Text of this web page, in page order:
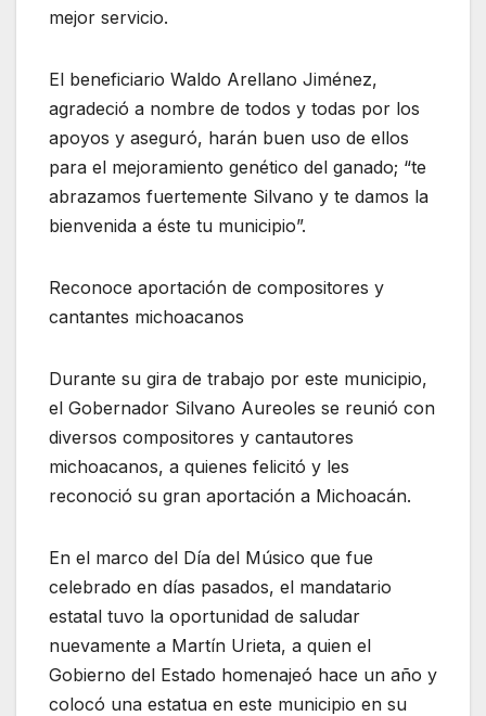
mejor servicio.
El beneficiario Waldo Arellano Jiménez,
agradeció a nombre de todos y todas por los
apoyos y aseguró, harán buen uso de ellos
para el mejoramiento genético del ganado; “te
abrazamos fuertemente Silvano y te damos la
bienvenida a éste tu municipio”.
Reconoce aportación de compositores y
cantantes michoacanos
Durante su gira de trabajo por este municipio,
el Gobernador Silvano Aureoles se reunió con
diversos compositores y cantautores
michoacanos, a quienes felicitó y les
reconoció su gran aportación a Michoacán.
En el marco del Día del Músico que fue
celebrado en días pasados, el mandatario
estatal tuvo la oportunidad de saludar
nuevamente a Martín Urieta, a quien el
Gobierno del Estado homenajeó hace un año y
colocó una estatua en este municipio en su